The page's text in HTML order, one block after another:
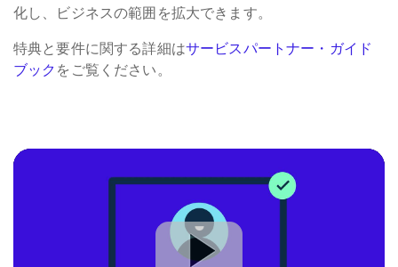
化し、ビジネスの範囲を拡大できます。
特典と要件に関する詳細はサービスパートナー・ガイド
ブック をご覧ください。